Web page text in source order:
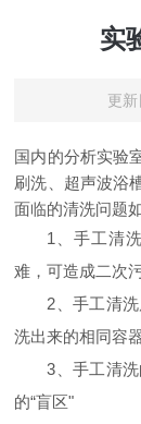
实
更
国内的分析实验
刷洗、超声波浴
面临的清洗问题
1、手工清
难，可造成二次
2、手工清
洗出来的相同容
3、手工清
的“盲区"